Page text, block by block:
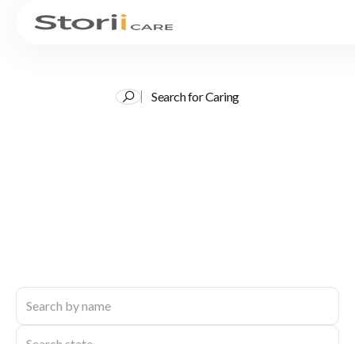
Search for Caring